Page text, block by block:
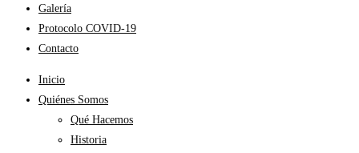
Galería
Protocolo COVID-19
Contacto
Inicio
Quiénes Somos
Qué Hacemos
Historia